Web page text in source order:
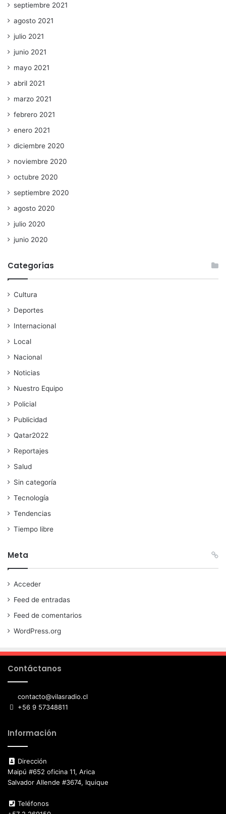
septiembre 2021
agosto 2021
julio 2021
junio 2021
mayo 2021
abril 2021
marzo 2021
febrero 2021
enero 2021
diciembre 2020
noviembre 2020
octubre 2020
septiembre 2020
agosto 2020
julio 2020
junio 2020
Categorías
Cultura
Deportes
Internacional
Local
Nacional
Noticias
Nuestro Equipo
Policial
Publicidad
Qatar2022
Reportajes
Salud
Sin categoría
Tecnología
Tendencias
Tiempo libre
Meta
Acceder
Feed de entradas
Feed de comentarios
WordPress.org
Contáctanos
contacto@vilasradio.cl
+56 9 57348811
Información
Dirección
Maipú #652 oficina 11, Arica
Salvador Allende #3674, Iquique
Teléfonos